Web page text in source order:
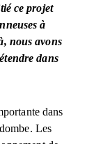
ce projet
à
nous avons
dans
dans
Les